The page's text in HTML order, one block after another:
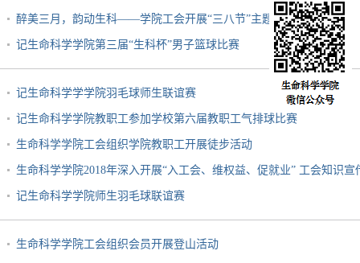
醉美三月，韵动生科——学院工会开展“三八节”主题活动
记生命科学学院第三届“生科杯”男子篮球比赛
记生命科学学学院羽毛球师生联谊赛
记生命科学学院教职工参加学校第六届教职工气排球比赛
生命科学学院工会组织学院教职工开展徒步活动
生命科学学院2018年深入开展“入工会、维权益、促就业” 工会知识宣
记生命科学学院师生羽毛球联谊赛
生命科学学院工会组织会员开展登山活动